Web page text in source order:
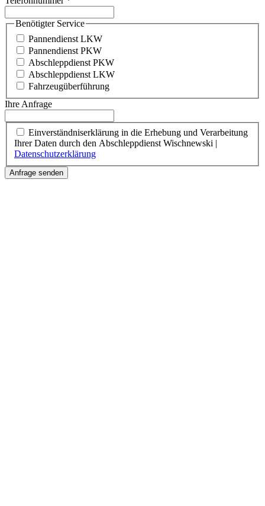
Benötigter Service
Pannendienst LKW
Pannendienst PKW
Abschleppdienst PKW
Abschleppdienst LKW
Fahrzeugüberführung
Ihre Anfrage
Einverständniserklärung in die Erhebung und Verarbeitung
Ihrer Daten durch den Abschleppdienst Wischnewski |
Datenschutzerklärung
Anfrage senden